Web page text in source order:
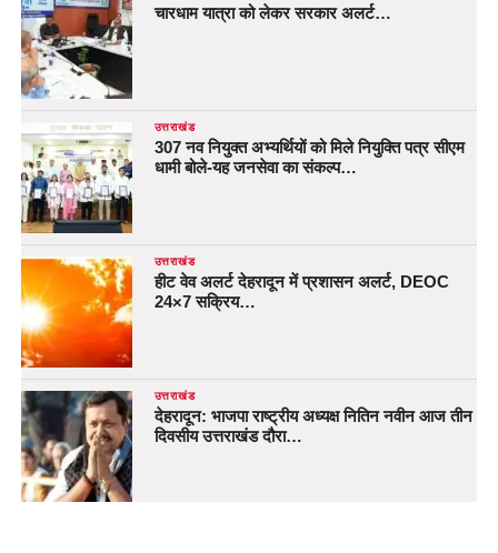
चारधाम यात्रा को लेकर सरकार अलर्ट…
उत्तराखंड
307 नव नियुक्त अभ्यर्थियों को मिले नियुक्ति पत्र सीएम
धामी बोले-यह जनसेवा का संकल्प…
उत्तराखंड
हीट वेव अलर्ट देहरादून में प्रशासन अलर्ट, DEOC
24×7 सक्रिय…
उत्तराखंड
देहरादून: भाजपा राष्ट्रीय अध्यक्ष नितिन नवीन आज तीन
दिवसीय उत्तराखंड दौरा…